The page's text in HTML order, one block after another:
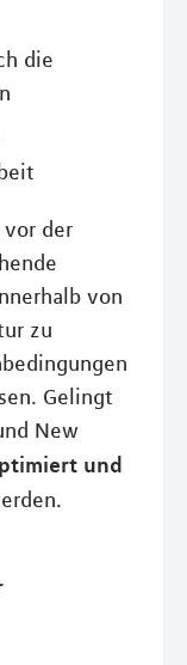
die
der
von
zu
Gelingt
New
und